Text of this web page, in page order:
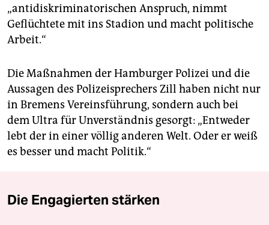
„antidiskriminatorischen Anspruch, nimmt
Geflüchtete mit ins Stadion und macht politische
Arbeit.“
Die Maßnahmen der Hamburger Polizei und die
Aussagen des Polizeisprechers Zill haben nicht nur
in Bremens Vereinsführung, sondern auch bei
dem Ultra für Unverständnis gesorgt: „Entweder
lebt der in einer völlig anderen Welt. Oder er weiß
es besser und macht Politik.“
Die Engagierten stärken